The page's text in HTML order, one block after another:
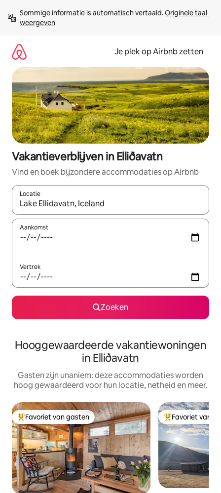
direct
naar
Sommige informatie is automatisch vertaald. Originele taal
weergeven
Je plek op Airbnb zetten
Vakantieverblijven in Elliðavatn
Vind en boek bijzondere accommodaties op Airbnb
Locatie
Wanneer er resultaten beschikbaar zijn, maak je een keuze
Aankomst
Vertrek
Zoeken
Hooggewaardeerde vakantiewoningen
in Elliðavatn
Gasten zijn unaniem: deze accommodaties worden
hoog gewaardeerd voor hun locatie, netheid en meer.
Topfavoriet van gasten
Favoriet van gasten Topfavoriet van
Favoriet van